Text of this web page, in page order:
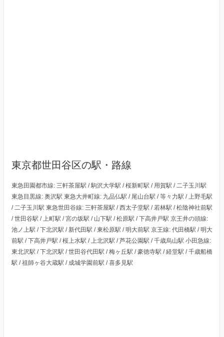
東京都世田谷区の駅・路線
東急田園都市線: 三軒茶屋駅 / 駒沢大学駅 / 桜新町駅 / 用賀駅 / 二子玉川駅
東急目黒線: 奥沢駅 東急大井町線: 九品仏駅 / 尾山台駅 / 等々力駅 / 上野毛駅
/ 二子玉川駅 東急世田谷線: 三軒茶屋駅 / 西太子堂駅 / 若林駅 / 松陰神社前駅
/ 世田谷駅 / 上町駅 / 宮の坂駅 / 山下駅 / 松原駅 / 下高井戸駅 京王井の頭線:
池ノ上駅 / 下北沢駅 / 新代田駅 / 東松原駅 / 明大前駅 京王線: 代田橋駅 / 明大
前駅 / 下高井戸駅 / 桜上水駅 / 上北沢駅 / 芦花公園駅 / 千歳烏山駅 小田急線:
東北沢駅 / 下北沢駅 / 世田谷代田駅 / 梅ヶ丘駅 / 豪徳寺駅 / 経堂駅 / 千歳船橋
駅 / 祖師ヶ谷大蔵駅 / 成城学園前駅 / 喜多見駅